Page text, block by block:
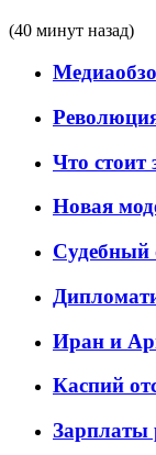
(40 минут назад)
Что
Новая
Судебный
Иран и
Каспий
Зарплаты